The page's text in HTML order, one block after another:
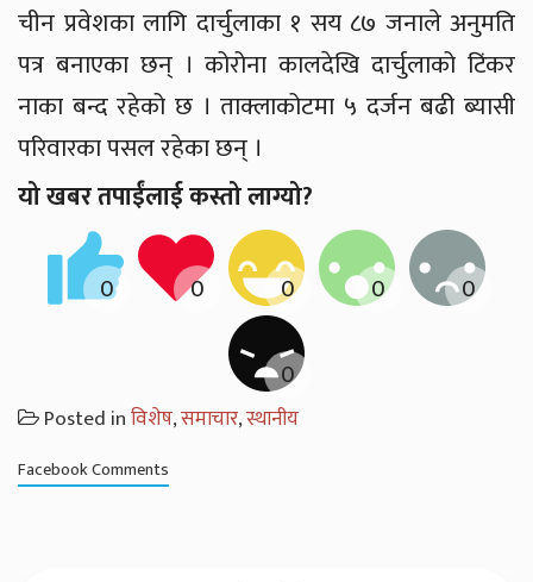
चीन प्रवेशका लागि दार्चुलाका १ सय ८७ जनाले अनुमति
पत्र बनाएका छन् । कोरोना कालदेखि दार्चुलाको टिंकर
नाका बन्द रहेको छ । ताक्लाकोटमा ५ दर्जन बढी ब्यासी
परिवारका पसल रहेका छन् ।
यो खबर तपाईंलाई कस्तो लाग्यो?
Posted inविशेष,समाचार,स्थानीय
Facebook Comments